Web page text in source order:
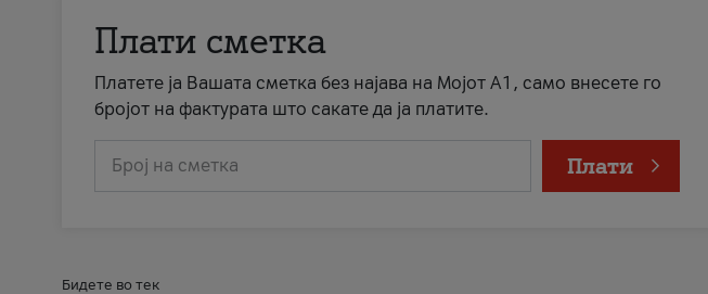
Плати сметка
Платете ја Вашата сметка без најава на Мојот А1, само внесете го
бројот на фактурата што сакате да ја платите.
Број на сметка Плати
Бидете во тек